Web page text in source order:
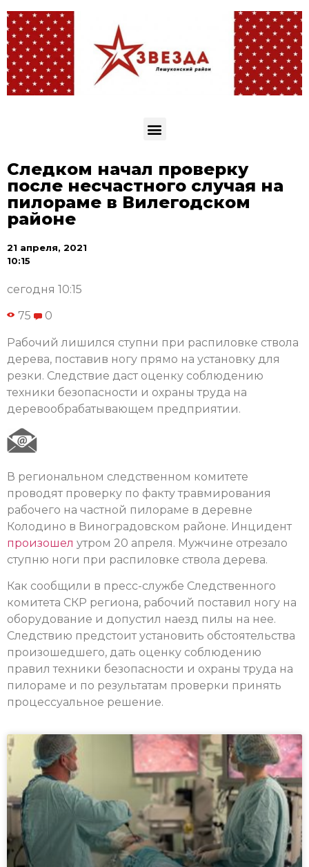
Следком начал проверку
после несчастного случая на
пилораме в Вилегодском
районе
21 апреля, 2021
10:15
сегодня 10:15
75 0
Рабочий лишился ступни при распиловке ствола
дерева, поставив ногу прямо на установку для
резки. Следствие даст оценку соблюдению
техники безопасности и охраны труда на
деревообрабатывающем предприятии.
В региональном следственном комитете
проводят проверку по факту травмирования
рабочего на частной пилораме в деревне
Колодино в Виноградовском районе. Инцидент
произошел утром 20 апреля. Мужчине отрезало
ступню ноги при распиловке ствола дерева.
Как сообщили в пресс-службе Следственного
комитета СКР региона, рабочий поставил ногу на
оборудование и допустил наезд пилы на нее.
Следствию предстоит установить обстоятельства
произошедшего, дать оценку соблюдению
правил техники безопасности и охраны труда на
пилораме и по результатам проверки принять
процессуальное решение.